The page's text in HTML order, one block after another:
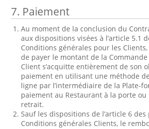
7. Paiement
Au moment de la conclusion du
aux dispositions visées à l’article 5.1
Conditions générales pour les
de payer le montant de la
Client s’acquitte entièrement de son
paiement en utilisant une méthode
ligne par l’intermédiaire de la Plate-
paiement au Restaurant à la porte ou
retrait.
Sauf les dispositions de l’article 6 des
Conditions générales Clients, le